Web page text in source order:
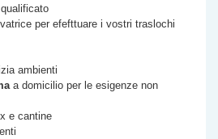
per efefttuare i vostri traslochi
ambienti
a domicilio per le esigenze non
e cantine